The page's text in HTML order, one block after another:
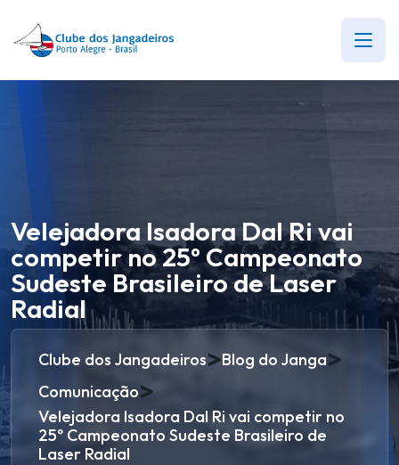
Velejadora Isadora Dal Ri vai
competir no 25º Campeonato
Sudeste Brasileiro de Laser
Radial
Clube dos Jangadeiros>Blog do Janga>
Comunicação>
Velejadora Isadora Dal Ri vai competir no
25º Campeonato Sudeste Brasileiro de
Laser Radial